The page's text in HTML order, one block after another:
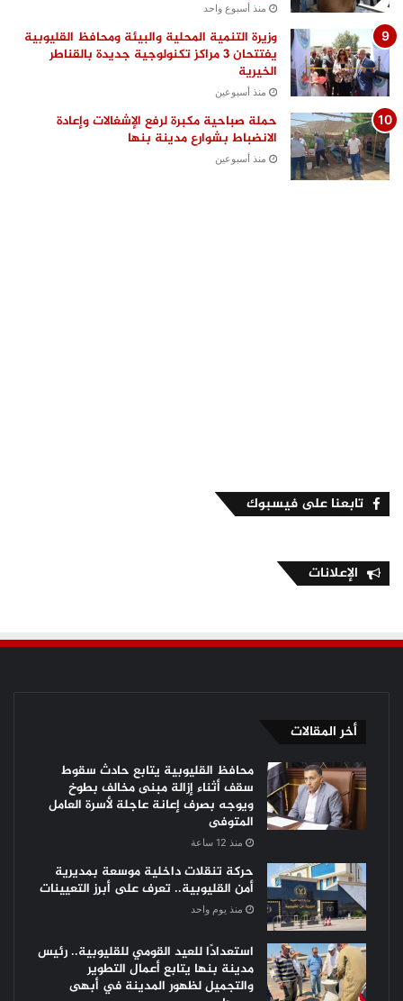
منذ أسبوع واحد
وزيرة التنمية المحلية والبيئة ومحافظ القليوبية
يفتتحان 3 مراكز تكنولوجية جديدة بالقناطر
الخيرية
منذ أسبوعين
حملة صباحية مكبرة لرفع الإشغالات وإعادة
الانضباط بشوارع مدينة بنها
منذ أسبوعين
تابعنا على فيسبوك
الإعلانات
أخر المقالات
محافظ القليوبية يتابع حادث سقوط
سقف أثناء إزالة مبنى مخالف بطوخ
ويوجه بصرف إعانة عاجلة لأسرة العامل
المتوفى
منذ 12 ساعة
حركة تنقلات داخلية موسعة بمديرية
أمن القليوبية.. تعرف على أبرز التعيينات
منذ يوم واحد
استعدادًا للعيد القومي للقليوبية.. رئيس
مدينة بنها يتابع أعمال التطوير
والتجميل لظهور المدينة في أبهى